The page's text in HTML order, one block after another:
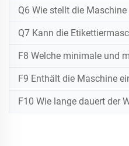
Q6 Wie stellt die
Q7 Kann die
F8 Welche minimale und
F9 Enthält die Maschine
F10 Wie lange dauert der